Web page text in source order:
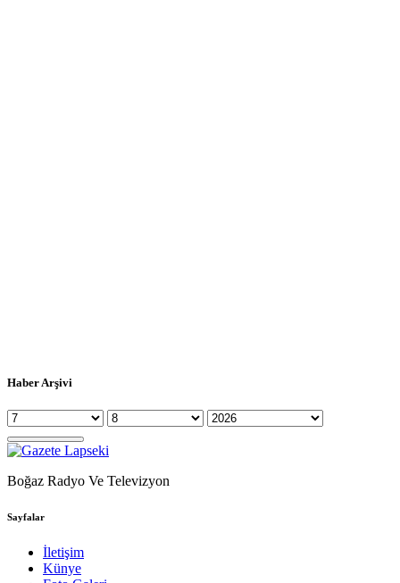
Haber Arşivi
Boğaz Radyo Ve Televizyon
Sayfalar
İletişim
Künye